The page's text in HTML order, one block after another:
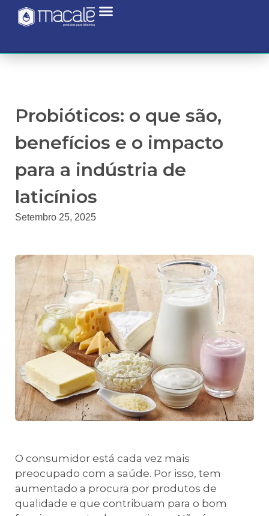
Probióticos: o que são,
benefícios e o impacto
para a indústria de
laticínios
Setembro 25, 2025
O consumidor está cada vez mais
preocupado com a saúde. Por isso, tem
aumentado a procura por produtos de
qualidade e que contribuam para o bom